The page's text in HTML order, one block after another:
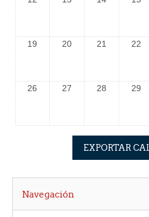
19 20 21 22
26 27 28 29
Navegación